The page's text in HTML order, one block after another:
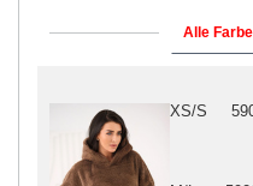
Alle
XS/S